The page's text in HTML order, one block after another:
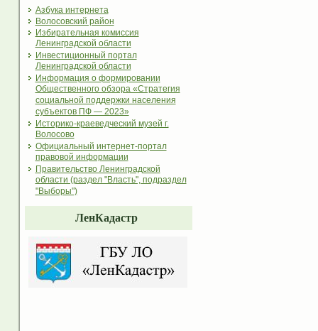
Азбука интернета
Волосовский район
Избирательная комиссия
Ленинградской области
Инвестиционный портал
Ленинградской области
Информация о формировании
Общественного обзора «Стратегия
социальной поддержки населения
субъектов ПФ — 2023»
Историко-краеведческий музей г.
Волосово
Официальный интернет-портал
правовой информации
Правительство Ленинградской
области (раздел "Власть", подраздел
"Выборы")
ЛенКадастр